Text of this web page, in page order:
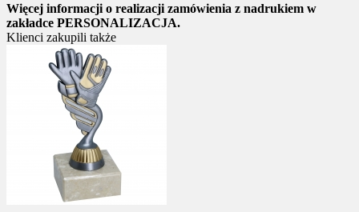
Więcej informacji o realizacji zamówienia z nadrukiem w
zakładce PERSONALIZACJA.
Klienci zakupili także